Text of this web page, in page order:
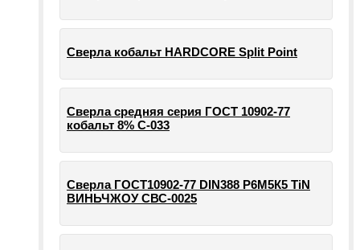
Сверла кобальт HARDCORE Split Point
Сверла средняя серия ГОСТ 10902-77
кобальт 8% С-033
Сверла ГОСТ10902-77 DIN388 Р6М5К5 TiN
ВИНЬЧЖОУ СВС-0025